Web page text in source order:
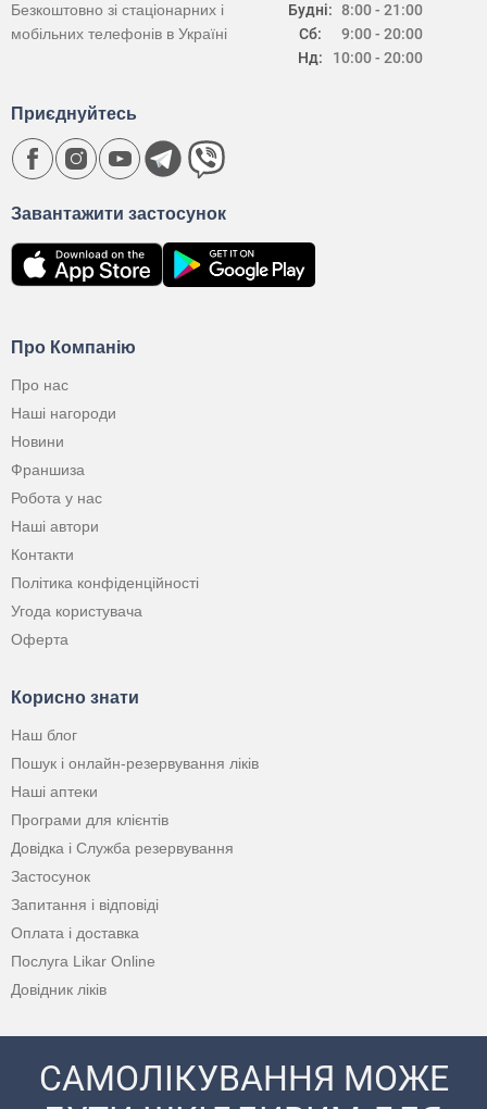
Будні:
Сб:
Нд:
8:00 - 21:00
9:00 - 20:00
10:00 - 20:00
Безкоштовно зі стаціонарних і
мобільних телефонів в Україні
Про Компанію
Про нас
Наші нагороди
Новини
Франшиза
Робота у нас
Наші автори
Контакти
Політика конфіденційності
Угода користувача
Оферта
Корисно знати
Наш блог
Пошук і онлайн-резервування ліків
Наші аптеки
Програми для клієнтів
Довідка і Служба резервування
Застосунок
Запитання і відповіді
Оплата і доставка
Послуга Likar Online
Довідник ліків
Завантажити застосунок
Приєднуйтесь
САМОЛІКУВАННЯ МОЖЕ